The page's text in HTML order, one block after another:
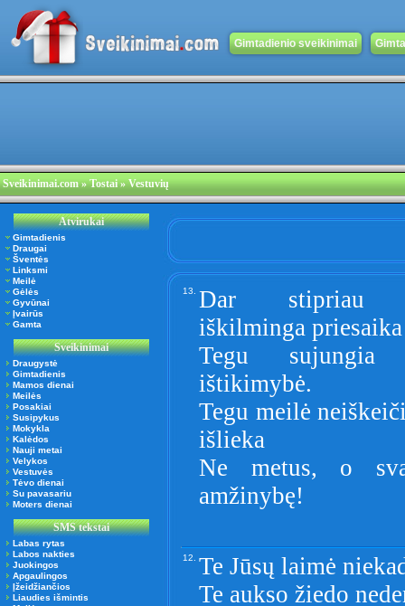
Gimtadienio sveikinimai
Sveikinimai.com» Tostai » Vestuvių
Atvirukai
Gimtadienis
Draugai
Šventės
Linksmi
Meilė
Gėlės
Gyvūnai
Įvairūs
Gamta
Sveikinimai
Draugystė
Gimtadienis
Mamos dienai
Meilės
Posakiai
Susipykus
Mokykla
Kalėdos
Nauji metai
Velykos
Vestuvės
Tėvo dienai
Su pavasariu
Moters dienai
SMS tekstai
Labas rytas
Labos nakties
Juokingos
Apgaulingos
Įžeidžiančios
Liaudies išmintis
13. Dar stipriau
iškilminga priesaika
Tegu sujungia
ištikimybė.
Tegu meilė
išlieka
Ne metus, o
amžinybę!
12. Te Jūsų laimė
Te aukso žiedo